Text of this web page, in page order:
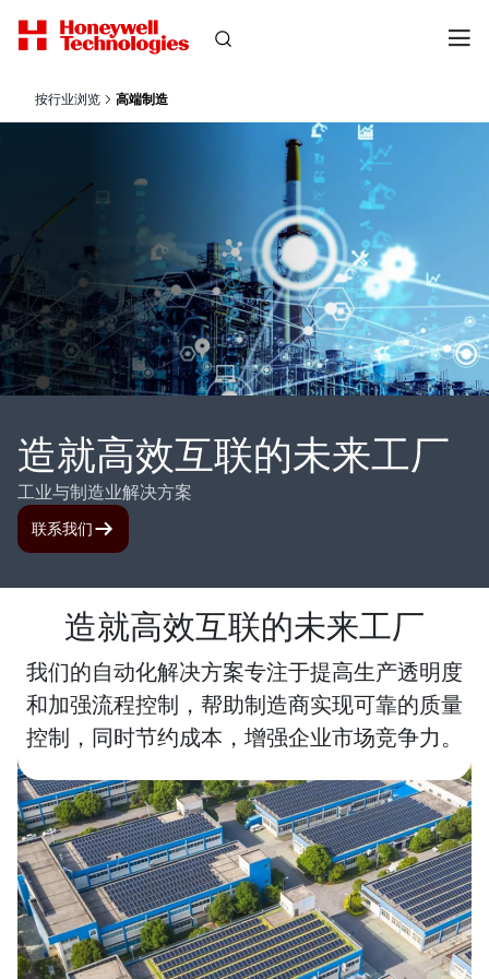
按行业浏览 高端制造
造就高效互联的未来工厂
工业与制造业解决方案
联系我们
造就高效互联的未来工厂
我们的自动化解决方案专注于提高生产透明度
和加强流程控制，帮助制造商实现可靠的质量
控制，同时节约成本，增强企业市场竞争力。